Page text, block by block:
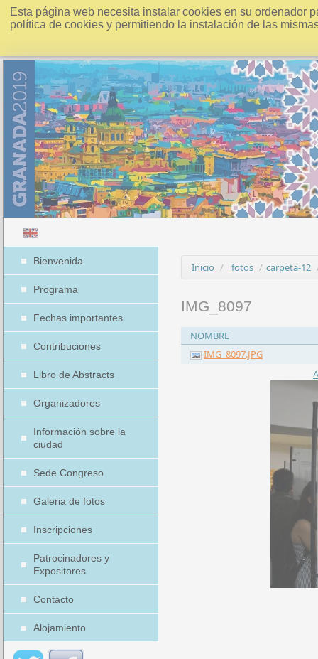
Esta página web necesita instalar cookies en su ordenador
política de cookies y permitiendo la instalación de las
Bienvenida
Programa
Fechas importantes
Contribuciones
Libro de Abstracts
Organizadores
Información sobre la
ciudad
Sede Congreso
Galeria de fotos
Inscripciones
Patrocinadores y
Expositores
Contacto
Alojamiento
Inicio / _fotos / carpeta-12
IMG_8097
NOMBRE
IMG_8097.JPG